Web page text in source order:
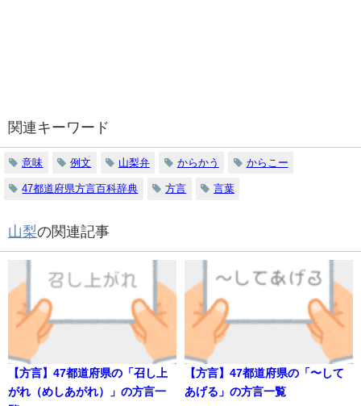
関連キーワード
意味 例文 山梨弁 からかう からこー
47都道府県方言百科辞典 方言 言葉
山梨の関連記事
【方言】47都道府県の「召し上
がれ（めしあがれ）」の方言一
【方言】47都道府県の「〜して
あげる」の方言一覧